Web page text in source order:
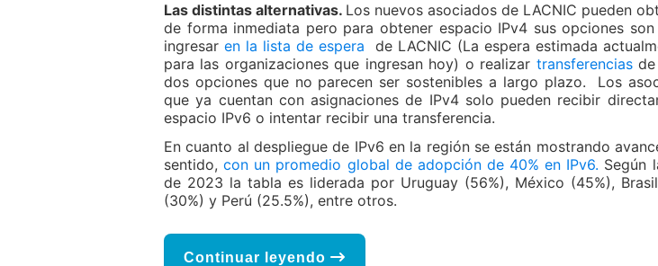
Las distintas alternativas. Los nuevos asociados de LACNIC pueden
de forma inmediata pero para obtener espacio IPv4 sus opciones son
ingresar en la lista de espera de LACNIC (La espera estimada
para las organizaciones que ingresan hoy) o realizar transferenciasde
dos opciones que no parecen ser sostenibles a largo plazo. Los
que ya cuentan con asignaciones de IPv4 solo pueden recibir
espacio IPv6 o intentar recibir una transferencia.
En cuanto al despliegue de IPv6 en la región se están mostrando
sentido,con un promedio global de adopción de 40% en IPv6. Según
de 2023 la tabla es liderada por Uruguay (56%), México (45%),
(30%) y Perú (25.5%), entre otros.
Continuar leyendo